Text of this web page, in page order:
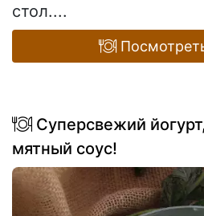
стол....
Суперсвежий
мятный соус!